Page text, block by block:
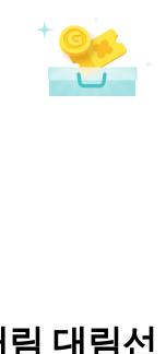
대림선